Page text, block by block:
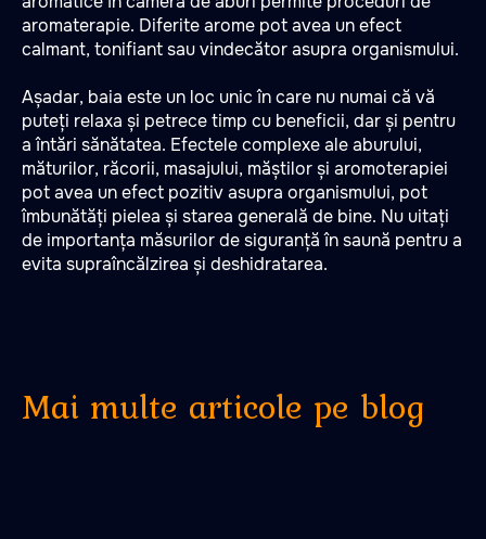
aromaterapie. Diferite arome pot avea un efect
calmant, tonifiant sau vindecător asupra organismului.
Așadar, baia este un loc unic în care nu numai că vă
puteți relaxa și petrece timp cu beneficii, dar și pentru
a întări sănătatea. Efectele complexe ale aburului,
măturilor, răcorii, masajului, măștilor și aromoterapiei
pot avea un efect pozitiv asupra organismului, pot
îmbunătăți pielea și starea generală de bine. Nu uitați
de importanța măsurilor de siguranță în saună pentru a
evita supraîncălzirea și deshidratarea.
Mai multe articole pe blog